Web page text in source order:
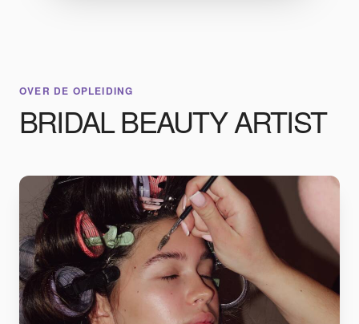
OVER DE OPLEIDING
BRIDAL BEAUTY ARTIST